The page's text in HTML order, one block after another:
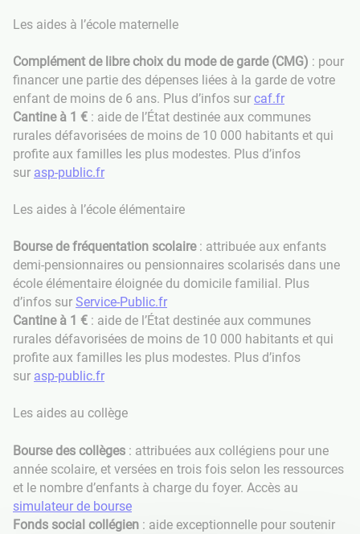
Les aides à l’école maternelle
Complément de libre choix du mode de garde (CMG) : pour
financer une partie des dépenses liées à la garde de votre
enfant de moins de 6 ans. Plus d’infos sur caf.fr
Cantine à 1 € : aide de l’État destinée aux communes
rurales défavorisées de moins de 10 000 habitants et qui
profite aux familles les plus modestes. Plus d’infos
sur asp-public.fr
Les aides à l’école élémentaire
Bourse de fréquentation scolaire: attribuée aux enfants
demi-pensionnaires ou pensionnaires scolarisés dans une
école élémentaire éloignée du domicile familial. Plus
d’infos sur Service-Public.fr
Cantine à 1 € : aide de l’État destinée aux communes
rurales défavorisées de moins de 10 000 habitants et qui
profite aux familles les plus modestes. Plus d’infos
sur asp-public.fr
Les aides au collège
Bourse des collèges : attribuées aux collégiens pour une
année scolaire, et versées en trois fois selon les ressources
et le nombre d’enfants à charge du foyer. Accès au
simulateur de bourse
Fonds social collégien : aide exceptionnelle pour soutenir